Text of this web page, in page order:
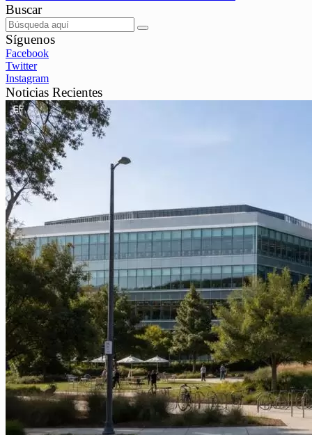
Buscar
Síguenos
Facebook
Twitter
Instagram
Noticias Recientes